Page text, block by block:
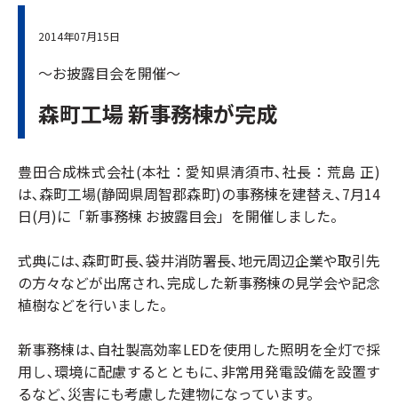
2014年07月15日
～お披露目会を開催～
森町工場 新事務棟が完成
豊田合成株式会社(本社：愛知県清須市､社長：荒島 正)
は､森町工場(静岡県周智郡森町)の事務棟を建替え､7月14
日(月)に「新事務棟 お披露目会」を開催しました。
式典には､森町町長､袋井消防署長､地元周辺企業や取引先
の方々などが出席され､完成した新事務棟の見学会や記念
植樹などを行いました。
新事務棟は､自社製高効率LEDを使用した照明を全灯で採
用し､環境に配慮するとともに､非常用発電設備を設置す
るなど､災害にも考慮した建物になっています。